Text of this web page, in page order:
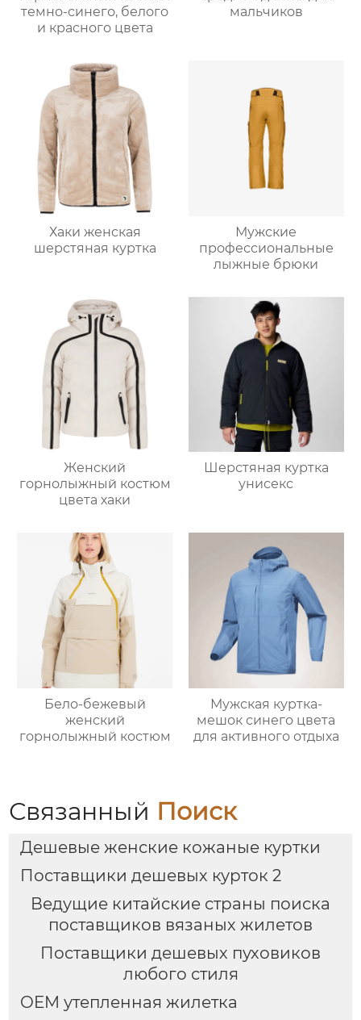
темно-синего, белого
и красного цвета
мальчиков
Хаки женская
шерстяная куртка
Мужские
профессиональные
лыжные брюки
Женский
горнолыжный костюм
цвета хаки
Шерстяная куртка
унисекс
Бело-бежевый
женский
горнолыжный костюм
Мужская куртка-
мешок синего цвета
для активного отдыха
Связанный Поиск
Дешевые женские кожаные куртки
Поставщики дешевых курток 2
Ведущие китайские страны поиска
поставщиков вязаных жилетов
Поставщики дешевых пуховиков
любого стиля
OEM утепленная жилетка